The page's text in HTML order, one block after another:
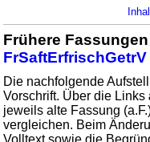
Frühere
FrSaftErfrischGetrV
Die nachfolgende
Vorschrift. Über die Links
jeweils alte Fassung
vergleichen. Beim